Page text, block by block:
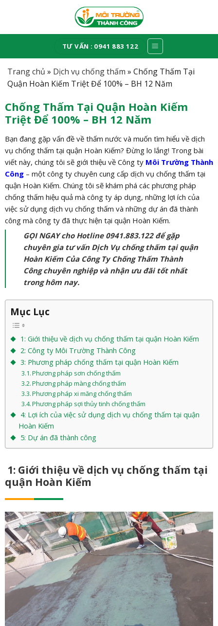
TƯ VẤN : 0941 883 122
Trang chủ » Dịch vụ chống thấm » Chống Thấm Tại
Quận Hoàn Kiếm Triệt Để 100% – BH 12 Năm
Chống Thấm Tại Quận Hoàn Kiếm
Triệt Để 100% – BH 12 Năm
Bạn đang gặp vấn đề về thấm nước và muốn tìm hiểu về dịch
vụ chống thấm tại quận Hoàn Kiếm? Đừng lo lắng! Trong bài
viết này, chúng tôi sẽ giới thiệu về Công ty Môi Trường Thành
Công– một công ty chuyên cung cấp dịch vụ chống thấm tại
quận Hoàn Kiếm. Chúng tôi sẽ khám phá các phương pháp
chống thấm hiệu quả mà công ty áp dụng, những lợi ích của
việc sử dụng dịch vụ chống thấm và những dự án đã thành
công mà công ty đã thực hiện tại quận Hoàn Kiếm.
GỌI NGAY cho Hotline 0941.883.122 để gặp
chuyên gia tư vấn Dịch Vụ chống thấm tại quận
Hoàn Kiếm Của Công Ty Chống Thấm Thành
Công chuyên nghiệp và nhận ưu đãi tốt nhất
trong hôm nay.
Mục Lục
1: Giới thiệu về dịch vụ chống thấm tại quận Hoàn Kiếm
2: Công ty Môi Trường Thành Công
3: Phương pháp chống thấm tại quận Hoàn Kiếm
Phương pháp sơn chống thấm
Phương pháp màng chống thấm
Phương pháp xi măng chống thấm
Phương pháp sợi thủy tinh chống thấm
4: Lợi ích của việc sử dụng dịch vụ chống thấm tại quận
Hoàn Kiếm
5: Dự án đã thành công
1: Giới thiệu về dịch vụ chống thấm tại
quận Hoàn Kiếm